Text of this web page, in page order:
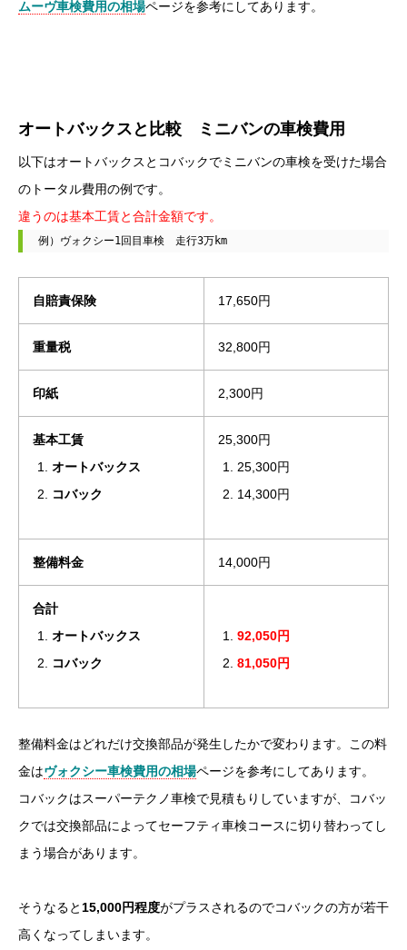
ムーヴ車検費用の相場ページを参考にしてあります。
オートバックスと比較 ミニバンの車検費用
以下はオートバックスとコバックでミニバンの車検を受けた場合
のトータル費用の例です。
違うのは基本工賃と合計金額です。
例）ヴォクシー1回目車検　走行3万km
自賠責保険 17,650円
重量税 32,800円
印紙 2,300円
基本工賃
オートバックス
コバック
25,300円
25,300円
14,300円
整備料金 14,000円
合計
オートバックス
コバック
92,050円
81,050円
整備料金はどれだけ交換部品が発生したかで変わります。この料
金はヴォクシー車検費用の相場ページを参考にしてあります。
コバックはスーパーテクノ車検で見積もりしていますが、コバッ
クでは交換部品によってセーフティ車検コースに切り替わってし
まう場合があります。
そうなると 15,000円程度がプラスされるのでコバックの方が若干
高くなってしまいます。